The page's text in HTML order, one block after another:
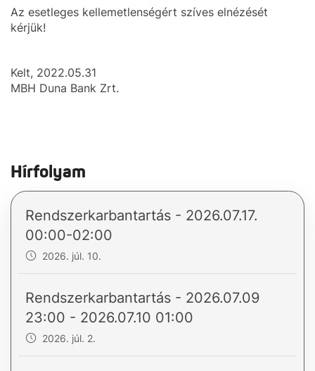
Az esetleges kellemetlenségért szíves elnézését
kérjük!
Kelt, 2022.05.31
MBH Duna Bank Zrt.
Hírfolyam
Rendszerkarbantartás - 2026.07.17.
00:00-02:00
2026. júl. 10.
Rendszerkarbantartás - 2026.07.09
23:00 - 2026.07.10 01:00
2026. júl. 2.